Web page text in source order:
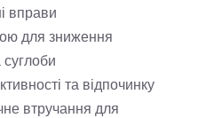
вправи
для зниження
та відпочинку
втручання для